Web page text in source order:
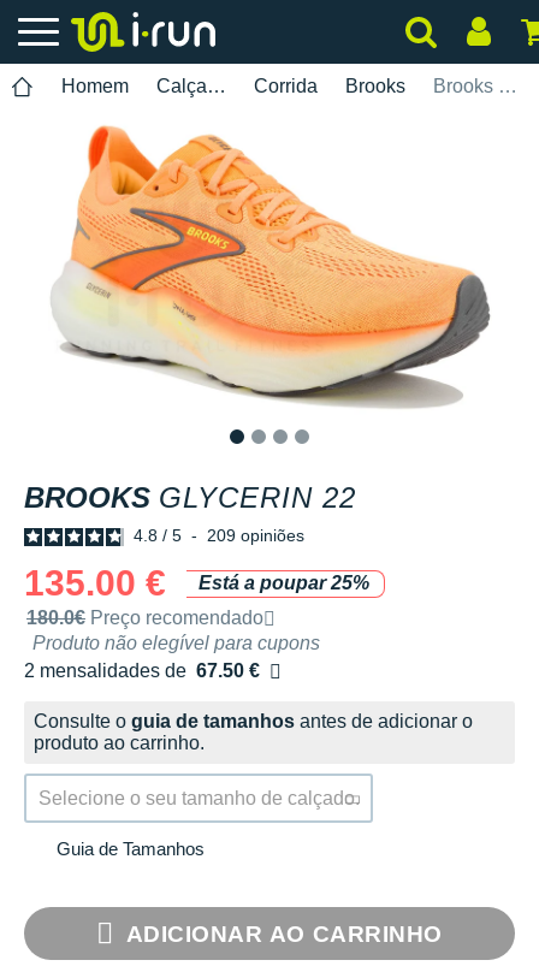
Homem Calçados Corrida Brooks Brooks Glycerin 22
BROOKS GLYCERIN 22
4.8 / 5 - 209 opiniões
135.00 €
Está a poupar 25%
Preço de venda recomendado pela marca
180.0€ Preço recomendado
Produto não elegível para cupons
2 mensalidades de 67.50 €
sem custos
Consulte o guia de tamanhos antes de adicionar o
produto ao carrinho.
Selecione o seu tamanho de calçado.
Guia de Tamanhos
ADICIONAR AO CARRINHO